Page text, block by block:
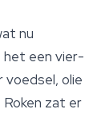
nu
het een vier-
voedsel, olie
Roken zat er